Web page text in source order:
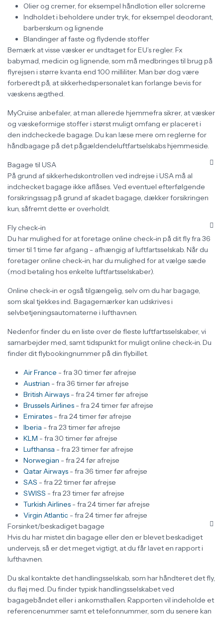
Olier og cremer, for eksempel håndlotion eller solcreme
Indholdet i beholdere under tryk, for eksempel deodorant,
barberskum og lignende
Blandinger af faste og flydende stoffer
Bemærk at visse væsker er undtaget for EU’s regler. Fx
babymad, medicin og lignende, som må medbringes til brug på
flyrejsen i større kvanta end 100 milliliter. Man bør dog være
forberedt på, at sikkerhedspersonalet kan forlange bevis for
væskens ægthed.
MyCruise anbefaler, at man allerede hjemmefra sikrer, at væsker
og væskeformige stoffer i størst muligt omfang er placeret i
den indcheckede bagage. Du kan læse mere om reglerne for
håndbagage på det pågældendeluftfartselskabs hjemmeside.
Bagage til USA
På grund af sikkerhedskontrollen ved indrejse i USA må al
indchecket bagage ikke aflåses. Ved eventuel efterfølgende
forsikringssag på grund af skadet bagage, dækker forsikringen
kun, såfremt dette er overholdt.
Fly check-in
Du har mulighed for at foretage online check-in på dit fly fra 36
timer til 1 time før afgang - afhængig af luftfartsselskab. Når du
foretager online check-in, har du mulighed for at vælge sæde
(mod betaling hos enkelte luftfartsselskaber).
Online check-in er også tilgængelig, selv om du har bagage,
som skal tjekkes ind. Bagagemærker kan udskrives i
selvbetjeningsautomaterne i lufthavnen.
Nedenfor finder du en liste over de fleste luftfartsselskaber, vi
samarbejder med, samt tidspunkt for muligt online check-in. Du
finder dit flybookingnummer på din flybillet.
Air France - fra 30 timer før afrejse
Austrian - fra 36 timer før afrejse
British Airways - fra 24 timer før afrejse
Brussels Airlines - fra 24 timer før afrejse
Emirates - fra 24 timer før afrejse
Iberia - fra 23 timer før afrejse
KLM - fra 30 timer før afrejse
Lufthansa - fra 23 timer før afrejse
Norwegian - fra 24 før afrejse
Qatar Airways - fra 36 timer før afrejse
SAS - fra 22 timer før afrejse
SWISS - fra 23 timer før afrejse
Turkish Airlines - fra 24 timer før afrejse
Virgin Atlantic - fra 24 timer før afrejse
Forsinket/beskadiget bagage
Hvis du har mistet din bagage eller den er blevet beskadiget
undervejs, så er det meget vigtigt, at du får lavet en rapport i
lufthavnen.
Du skal kontakte det handlingsselskab, som har håndteret det fly,
du fløj med. Du finder typisk handlingsselskabet ved
bagagebåndet eller i ankomsthallen. Rapporten vil indeholde et
referencenummer samt et telefonnummer, som du senere kan